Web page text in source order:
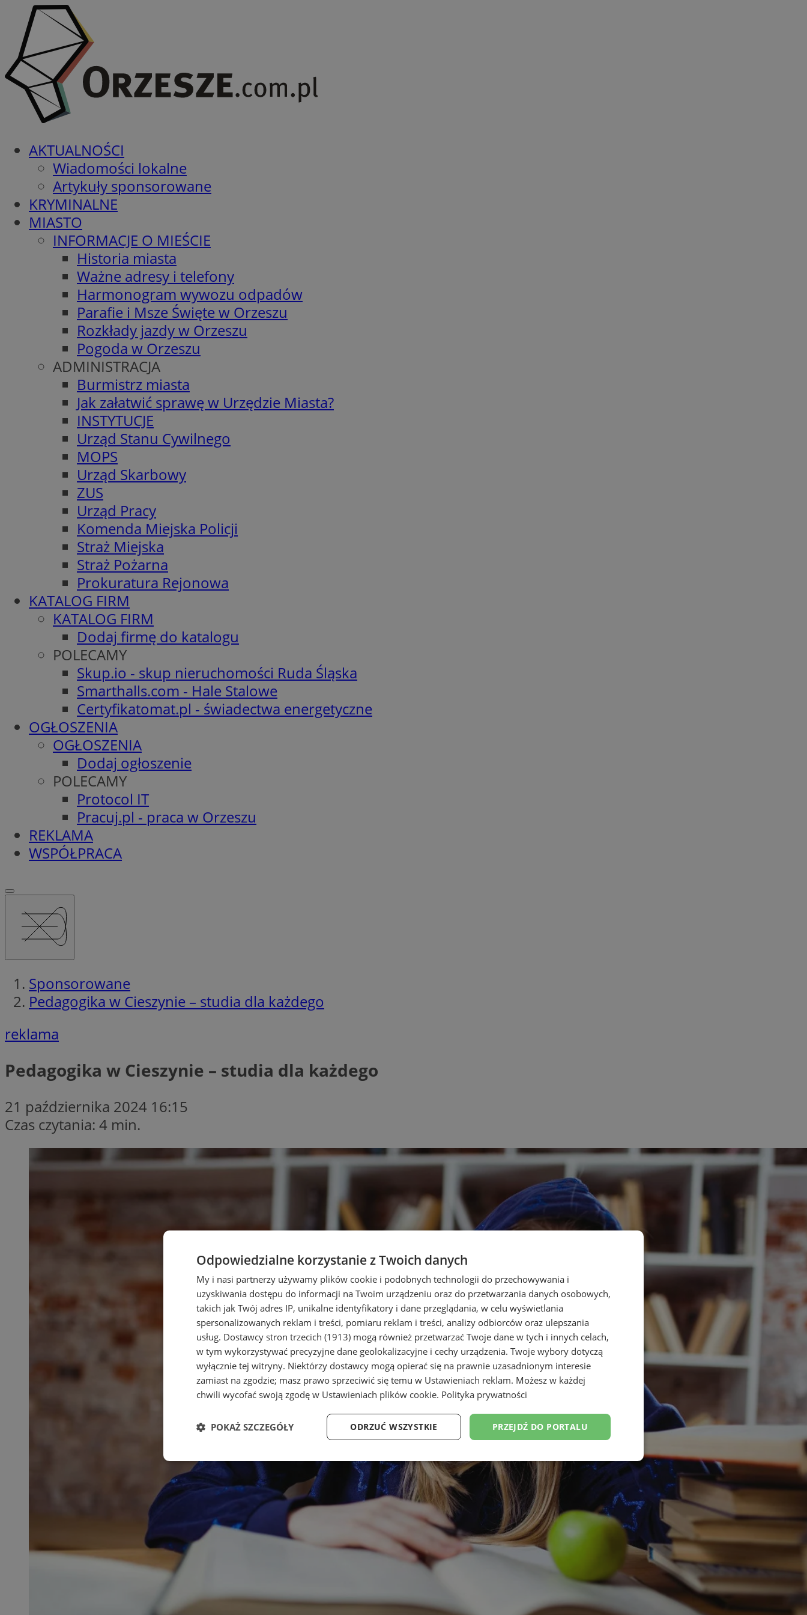
AKTUALNOŚCI
Wiadomości lokalne
Artykuły sponsorowane
KRYMINALNE
MIASTO
INFORMACJE O MIEŚCIE
Historia miasta
Ważne adresy i telefony
Harmonogram wywozu odpadów
Parafie i Msze Święte w Orzeszu
Rozkłady jazdy w Orzeszu
Pogoda w Orzeszu
ADMINISTRACJA
Burmistrz miasta
Jak załatwić sprawę w Urzędzie Miasta?
INSTYTUCJE
Urząd Stanu Cywilnego
MOPS
Urząd Skarbowy
ZUS
Urząd Pracy
Komenda Miejska Policji
Straż Miejska
Straż Pożarna
Prokuratura Rejonowa
KATALOG FIRM
KATALOG FIRM
Dodaj firmę do katalogu
POLECAMY
Skup.io - skup nieruchomości Ruda Śląska
Smarthalls.com - Hale Stalowe
Certyfikatomat.pl - świadectwa energetyczne
OGŁOSZENIA
OGŁOSZENIA
Dodaj ogłoszenie
POLECAMY
Protocol IT
Pracuj.pl - praca w Orzeszu
REKLAMA
WSPÓŁPRACA
Sponsorowane
Pedagogika w Cieszynie – studia dla każdego
reklama
Pedagogika w Cieszynie – studia dla każdego
21 października 2024 16:15
Czas czytania: 4 min.
Odpowiedzialne korzystanie z Twoich danych
My i nasi partnerzy używamy plików cookie i podobnych technologii do przechowywania i
uzyskiwania dostępu do informacji na Twoim urządzeniu oraz do przetwarzania danych osobowych,
takich jak Twój adres IP, unikalne identyfikatory i dane przeglądania, w celu wyświetlania
spersonalizowanych reklam i treści, pomiaru reklam i treści, analizy odbiorców oraz ulepszania
usług. Dostawcy stron trzecich (1913) mogą również przetwarzać Twoje dane w tych i innych celach,
w tym wykorzystywać precyzyjne dane geolokalizacyjne i cechy urządzenia. Twoje wybory dotyczą
wyłącznie tej witryny. Niektórzy dostawcy mogą opierać się na prawnie uzasadnionym interesie
zamiast na zgodzie; masz prawo sprzeciwić się temu w Ustawieniach reklam. Możesz w każdej
chwili wycofać swoją zgodę w Ustawieniach plików cookie. Polityka prywatności
PRZEJDŹ DO PORTALU
ODRZUĆ WSZYSTKIE
POKAŻ SZCZEGÓŁY
Niezbędne Wydajność Targetowanie Funkcjonalność Niesklasyfikowane
Wydajność Targetowanie Funkcjonalność Niesklasyfikowane
Niezbędne pliki cookie umożliwiają korzystanie z podstawowych funkcji strony internetowej, takich jak logowanie użytkownika i
Provider/
Okres
przechowywania
Opis